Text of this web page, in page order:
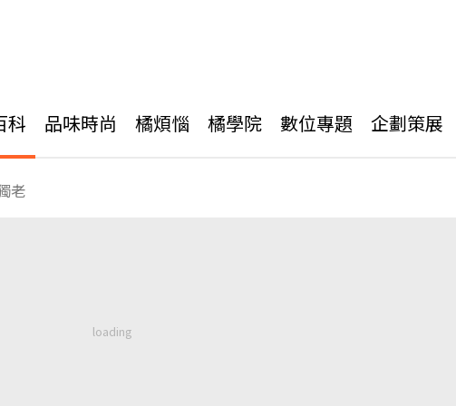
科 品味時尚 橘煩惱 橘學院 數位專題 企劃策展
老